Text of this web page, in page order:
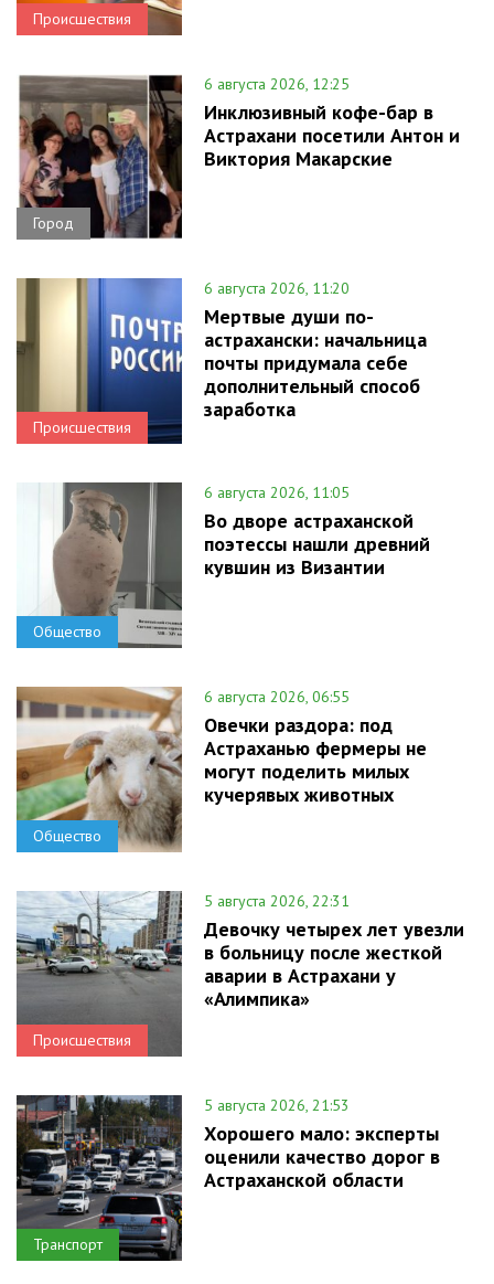
Происшествия
Город
6 августа 2026, 12:25
Инклюзивный кофе-бар в
Астрахани посетили Антон и
Виктория Макарские
Происшествия
6 августа 2026, 11:20
Мертвые души по-
астрахански: начальница
почты придумала себе
дополнительный способ
заработка
Общество
6 августа 2026, 11:05
Во дворе астраханской
поэтессы нашли древний
кувшин из Византии
Общество
6 августа 2026, 06:55
Овечки раздора: под
Астраханью фермеры не
могут поделить милых
кучерявых животных
Происшествия
5 августа 2026, 22:31
Девочку четырех лет увезли
в больницу после жесткой
аварии в Астрахани у
«Алимпика»
Транспорт
5 августа 2026, 21:53
Хорошего мало: эксперты
оценили качество дорог в
Астраханской области